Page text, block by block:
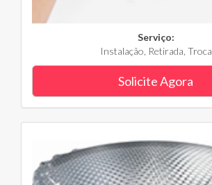
Serviço:
Instalação, Retirada, Troca
Solicite Agora